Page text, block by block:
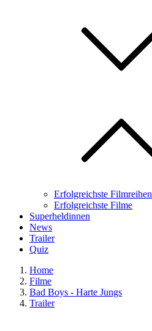
Erfolgreichste Filmreihen
Erfolgreichste Filme
Superheldinnen
News
Trailer
Quiz
Home
Filme
Bad Boys - Harte Jungs
Trailer